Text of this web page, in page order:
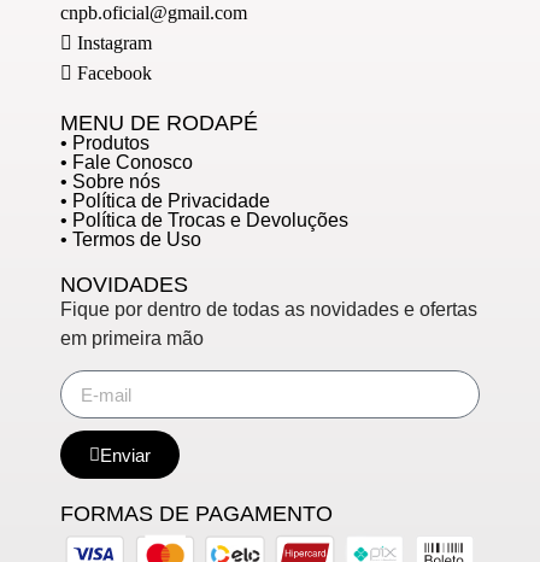
cnpb.oficial@gmail.com
Instagram
Facebook
MENU DE RODAPÉ
• Produtos
• Fale Conosco
• Sobre nós
• Política de Privacidade
• Política de Trocas e Devoluções
• Termos de Uso
NOVIDADES
Fique por dentro de todas as novidades e ofertas
em primeira mão
Enviar
FORMAS DE PAGAMENTO